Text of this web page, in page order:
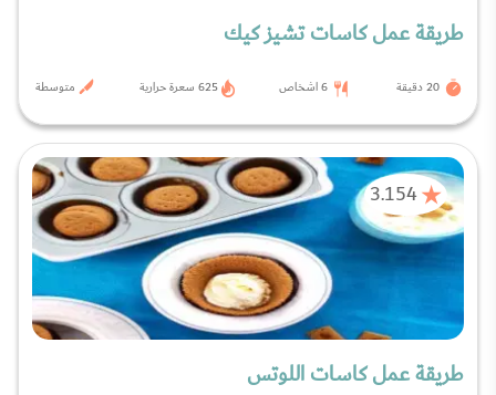
طريقة عمل كاسات تشيز كيك
20 دقيقة 6 اشخاص 625 سعرة حرارية متوسطة
3.154
طريقة عمل كاسات اللوتس